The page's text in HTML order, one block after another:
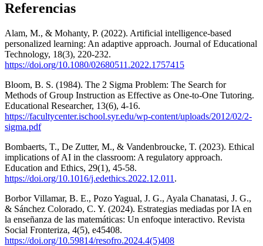
Referencias
Alam, M., & Mohanty, P. (2022). Artificial intelligence-based
personalized learning: An adaptive approach. Journal of Educational
Technology, 18(3), 220-232.
https://doi.org/10.1080/02680511.2022.1757415
Bloom, B. S. (1984). The 2 Sigma Problem: The Search for
Methods of Group Instruction as Effective as One-to-One Tutoring.
Educational Researcher, 13(6), 4-16.
https://facultycenter.ischool.syr.edu/wp-content/uploads/2012/02/2-
sigma.pdf
Bombaerts, T., De Zutter, M., & Vandenbroucke, T. (2023). Ethical
implications of AI in the classroom: A regulatory approach.
Education and Ethics, 29(1), 45-58.
https://doi.org/10.1016/j.edethics.2022.12.011 .
Borbor Villamar, B. E., Pozo Yagual, J. G., Ayala Chanatasi, J. G.,
& Sánchez Colorado, C. Y. (2024). Estrategias mediadas por IA en
la enseñanza de las matemáticas: Un enfoque interactivo. Revista
Social Fronteriza, 4(5), e45408.
https://doi.org/10.59814/resofro.2024.4(5)408